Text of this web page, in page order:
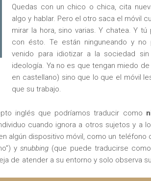
Quedas con un chico o chica, cita
algo y hablar. Pero el otro saca el móvil
mirar la hora, sino varias. Y chatea. Y tú
con ésto. Te están ninguneando y no
venido para idiotizar a la sociedad
ideología. Ya no es que tengan miedo de
en castellano) sino que lo que el móvil
que su trabajo.
inglés que podríamos traducir como
cuando ignora a otros sujetos y a
algún dispositivo móvil, como un teléfono
ysnubbing (que puede traducirse como
de atender a su entorno y solo observa